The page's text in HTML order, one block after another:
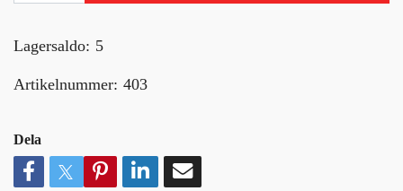
Lagersaldo: 5
Artikelnummer: 403
Dela